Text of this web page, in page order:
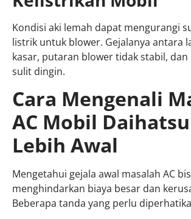
Kondisi aki lemah dapat mengurangi
listrik untuk blower. Gejalanya antara
kasar, putaran blower tidak stabil, dan
sulit dingin.
Cara Mengenali
AC Mobil
Lebih Awal
Mengetahui gejala awal masalah AC
menghindarkan biaya besar dan
Beberapa tanda yang perlu